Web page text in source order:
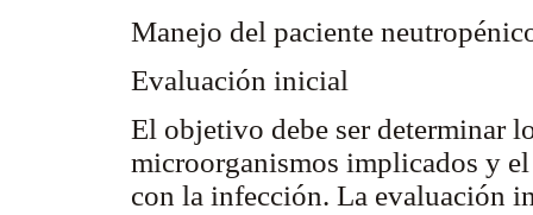
Manejo del paciente
Evaluación inicial
El objetivo debe ser determinar
microorganismos implicados y
con la infección. La evaluación